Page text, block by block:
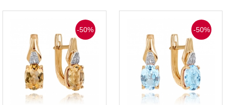
-50% -50%